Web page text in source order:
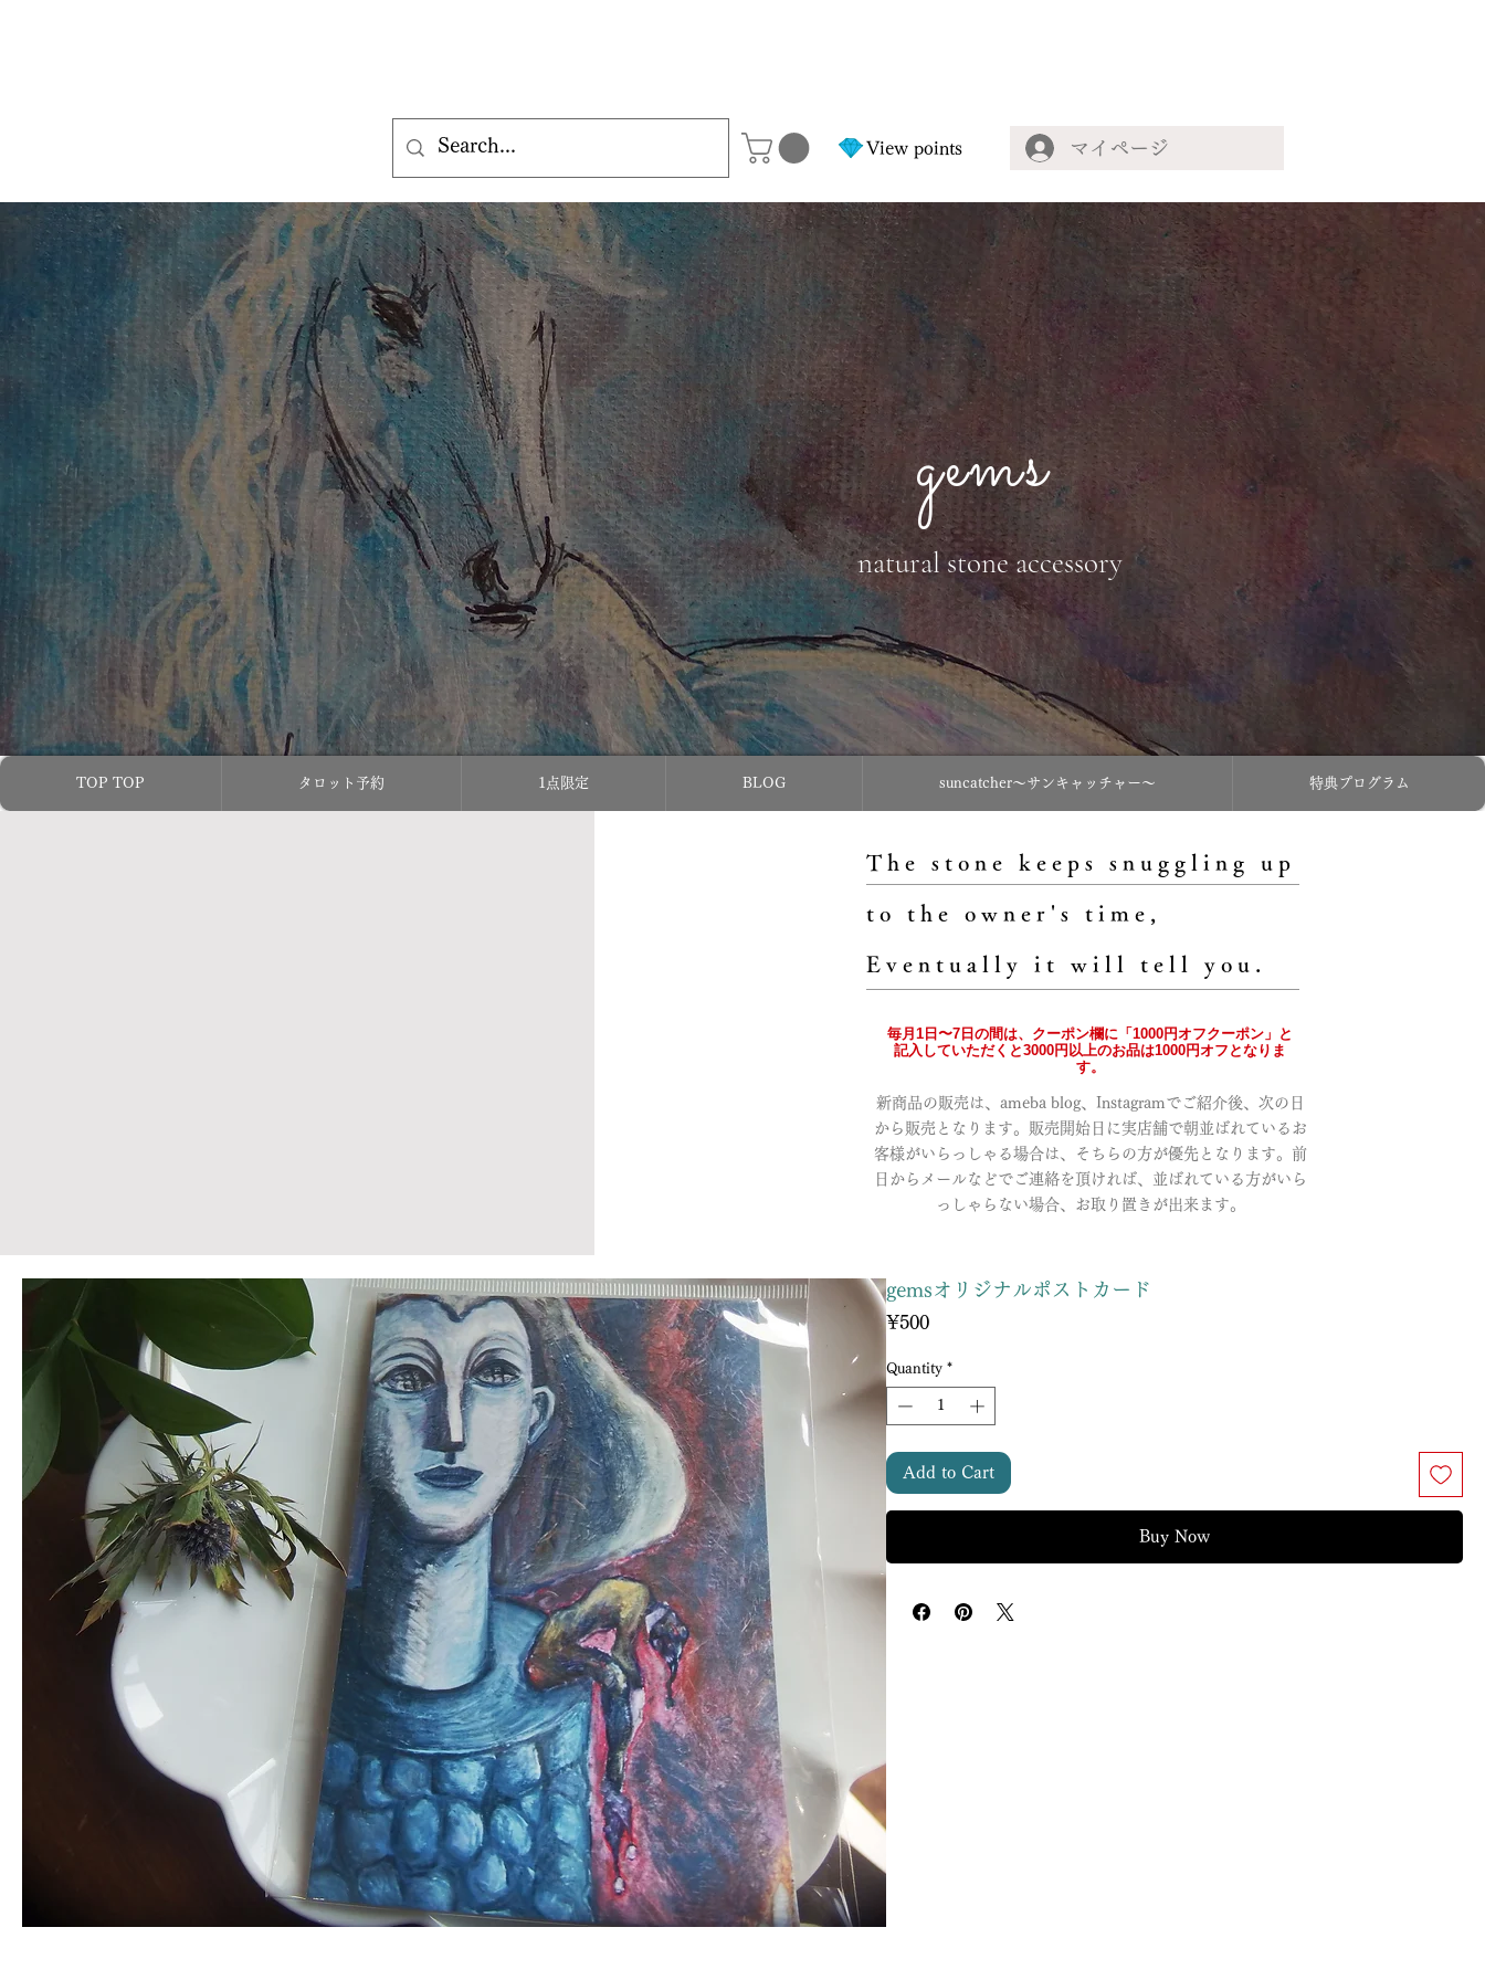
マイページ
View points
gems
natural stone accessory
TOP TOP タロット予約 1点限定 BLOG suncatcher〜サンキャッチャー〜 特典プログラム
The stone keeps snuggling up
to the owner's time,
Eventually it will tell you.
毎月1日〜7日の間は、クーポン欄に「1000円オフクーポン」と
記入していただくと3000円以上のお品は1000円オフとなりま
す。
新商品の販売は、ameba blog、Instagramでご紹介後、次の日
から販売となります。販売開始日に実店舗で朝並ばれているお
客様がいらっしゃる場合は、そちらの方が優先となります。前
日からメールなどでご連絡を頂ければ、並ばれている方がいら
っしゃらない場合、お取り置きが出来ます。
gemsオリジナルポストカード
¥500Price
Quantity *
Add to Cart
Buy Now